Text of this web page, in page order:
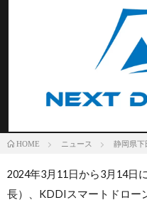
HOME ニュース 静岡県下
2024年3月11日から3月14日
長）、KDDIスマートドロー